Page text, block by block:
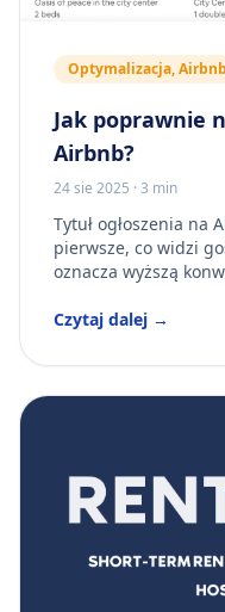
Optymalizacja, Airbnb
Jak poprawnie
Airbnb?
24 sie 2025 ·3 min
Tytuł ogłoszenia na
pierwsze, co widzi
oznacza wyższą
Czytaj dalej →